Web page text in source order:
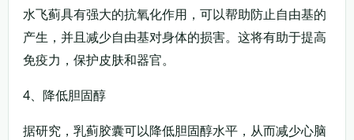
水飞蓟具有强大的抗氧化作用，可以帮助防止自由基的
产生，并且减少自由基对身体的损害。这将有助于提高
免疫力，保护皮肤和器官。
4、降低胆固醇
据研究，乳蓟胶囊可以降低胆固醇水平，从而减少心脑